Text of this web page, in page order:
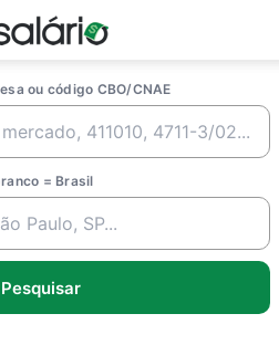
ou código CBO/CNAE
= Brasil
Pesquisar